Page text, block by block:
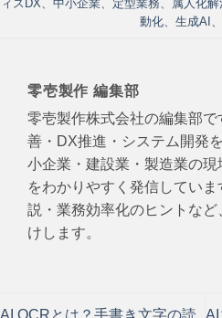
ィスDX
中小企業 定型業務 属人化解
動化、 生成AI
零壱製作 編集部
零壱製作株式会社の編集部
善・DX推進・システム開発
小企業・建設業・製造業の
をわかりやすく発信してい
説・業務効率化のヒントな
けします。